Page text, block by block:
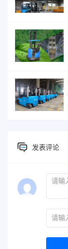
发表评论